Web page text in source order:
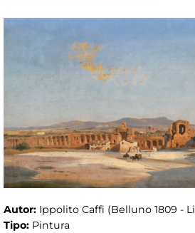
Autor: Ippolito Caffi (Belluno 1809 -
Tipo: Pintura